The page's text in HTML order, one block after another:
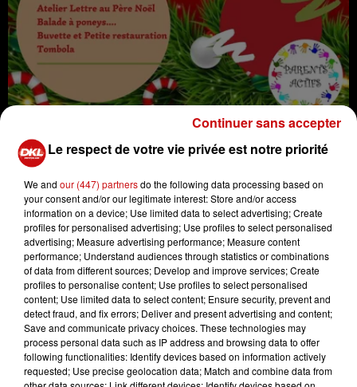
Crédit : Marché de noël
Au programme : balade à poneys, passage du Père Noël,
séance photo dans un décor, lettre au père noël,
tombola, petite restauration...
Le FCRossfeld sera présent pour sa vente de sapin (sur
commande)
Tonton Michel sera présent et proposera tout au long
de la journée des animations contes de Noël
Le respect de votre vie privée est notre priorité
We and our (447) partnersdo the following data processing based on
your consent and/or our legitimate interest: Store and/or access
information on a device; Use limited data to select advertising; Create
profiles for personalised advertising; Use profiles to select personalised
advertising; Measure advertising performance; Measure content
performance; Understand audiences through statistics or combinations
of data from different sources; Develop and improve services; Create
profiles to personalise content; Use profiles to select personalised
content; Use limited data to select content; Ensure security, prevent and
detect fraud, and fix errors; Deliver and present advertising and content;
Save and communicate privacy choices. These technologies may
process personal data such as IP address and browsing data to offer
following functionalities: Identify devices based on information actively
requested; Use precise geolocation data; Match and combine data from
Continuer sans accepter